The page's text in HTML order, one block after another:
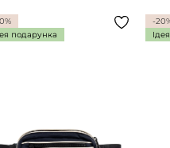
подарунка
-